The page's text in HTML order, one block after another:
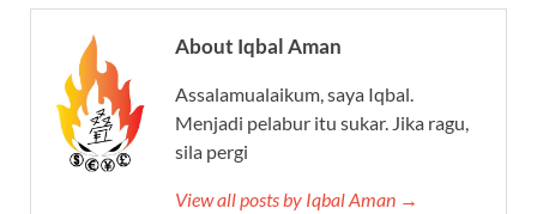
About Iqbal Aman
Assalamualaikum, saya Iqbal.
Menjadi pelabur itu sukar. Jika ragu,
sila pergi
View all posts by Iqbal Aman →